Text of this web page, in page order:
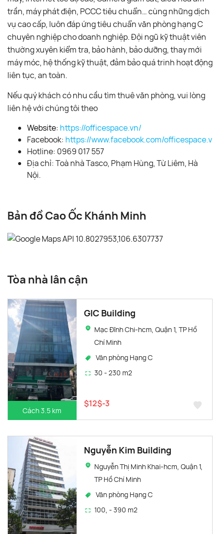
trần, máy phát điện, PCCC tiêu chuẩn… cùng những dịch
vụ cao cấp, luôn đáp ứng tiêu chuẩn văn phòng hạng C
chuyên nghiệp cho doanh nghiệp. Đội ngũ kỹ thuật viên
thường xuyên kiểm tra, bảo hành, bảo dưỡng, thay mới
máy móc, hệ thống kỹ thuật, đảm bảo quá trinh hoạt động
liên tục, an toàn.
Nếu quý khách có nhu cầu tìm thuê văn phòng, vui lòng
liên hệ với chúng tôi theo
Website: https://officespace.vn/
Facebook: https://www.facebook.com/officespace.vn/
Hotline: 0969 017 557
Địa chỉ: Toà nhà Tasco, Phạm Hùng, Từ Liêm, Hà
Nội.
Bản đồ Cao Ốc Khánh Minh
Tòa nhà lân cận
Cách 3.5 km
GIC Building
Mạc Đĩnh Chi-hcm, Quận 1, TP Hồ
Chí Minh
Văn phòng Hạng C
30 - 230 m2
$12$-3
Nguyễn Kim Building
Nguyễn Thị Minh Khai-hcm, Quận 1,
TP Hồ Chí Minh
Văn phòng Hạng C
100, - 390 m2